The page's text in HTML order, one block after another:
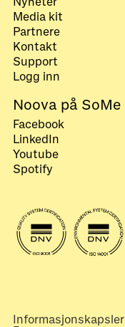
Media kit
Partnere
Kontakt
Support
Logg inn
Noova på SoMe
Facebook
LinkedIn
Youtube
Spotify
Informasjonskapsler